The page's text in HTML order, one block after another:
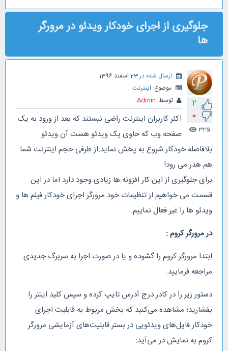
جلوگیری از اجرای خودکار ویدئو در مرورگر
ها
2
0
325
visibility
ارسال شده در23 اسفند 1396
موضوع: اینترنت
توسط: Admin
اکثر کاربران اینترنت راضی نیستند که بعد از ورود به یک
صفحه وب که حاوی یک ویدئو هست آن ویدئو
بلافاصله خودکار شروع به پخش نماید.از طرفی حجم اینترنت شما
هم هدر می رود!
برای جلوگیری از این کار افزونه ها زیادی وجود دارد اما در این
قسمت می خواهیم از تنظیمات خود مرورگر اجرای خودکار فیلم ها و
ویدئو ها را غیر فعال نماییم.
در مرورگر کروم :
ابتدا مرورگر کروم را گشوده و یا در صورت اجرا به سربرگ جدیدی
مراجعه فرمایید.
دستور زیر را در کادر درج آدرس تایپ کرده و سپس کلید اینتر را
بفشارید؛ مشاهده می‌کنید که بخش مربوط به قابلیت اجرای
خودکار فایل‌های ویدئویی در بستر قابلیت‌های آزمایشی مرورگر
کروم به نمایش در می‌آید: